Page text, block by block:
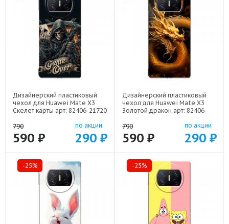
Дизайнерский пластиковый
чехол для Huawei Mate X3
Скелет карты арт: 82406-21720
790
590 ₽
по акции
290 ₽
Дизайнерский пластиковый
чехол для Huawei Mate X3
Золотой дракон арт: 82406-
790
590 ₽
по акции
290 ₽
-25% -25%